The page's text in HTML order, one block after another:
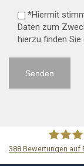
*Hiermit
Daten zum
hierzu finden
388 Bewertungen auf